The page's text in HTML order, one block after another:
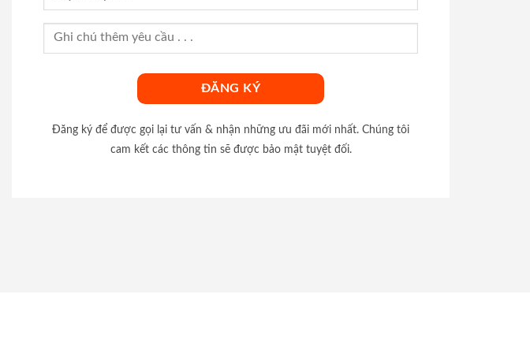
Đăng ký để được gọi lại tư vấn & nhận những ưu đãi mới nhất. Chúng tôi
cam kết các thông tin sẽ được bảo mật tuyệt đối.